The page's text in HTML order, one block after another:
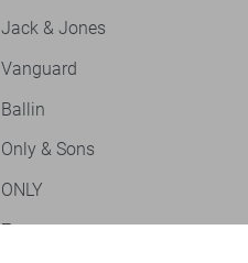
Jack & Jones
Vanguard
Ballin
Only & Sons
ONLY
Zoso